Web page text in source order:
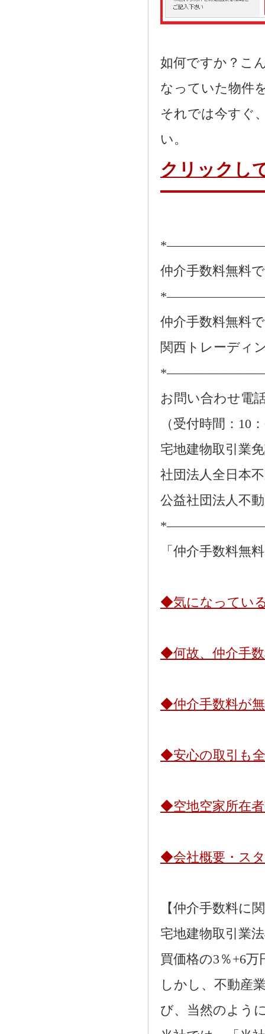
如何ですか？こ
なっていた物件
それでは今すぐ
い。
クリックし
仲介手数料無料
仲介手数料無料
関西トレーディ
お問い合わせ電
（受付時間：10
宅地建物取引業
社団法人全日本
公益社団法人不
「仲介手数料無
◆気になってい
◆何故、仲介手
◆仲介手数料が
◆安心の取引も
◆空地空家所在
◆会社概要・ス
【仲介手数料に
宅地建物取引業
買価格の3％+6
しかし、不動産
び、当然のよう